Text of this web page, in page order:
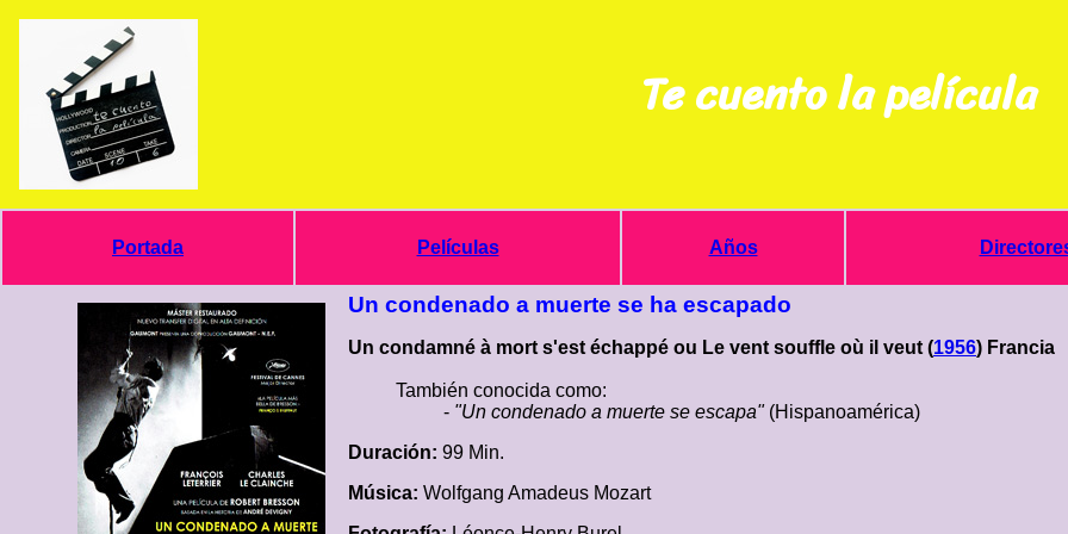
Te cuento la película
Portada Películas Años
Un condenado a muerte se ha escapado
Un condamné à mort s'est échappé ou Le vent souffle où il veut (1956) Francia
También conocida como:
- "Un condenado a muerte se escapa"(Hispanoamérica)
Duración: 99 Min.
Música: Wolfgang Amadeus Mozart